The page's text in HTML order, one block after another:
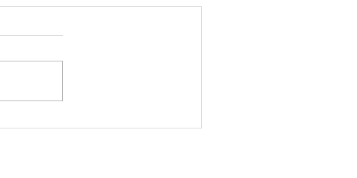
ViveMásViajandoByFraveo